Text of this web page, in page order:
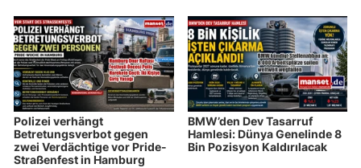
Polizei verhängt
Betretungsverbot gegen
zwei Verdächtige vor Pride-
Straßenfest in Hamburg
BMW’den Dev Tasarruf
Hamlesi: Dünya Genelinde 8
Bin Pozisyon Kaldırılacak